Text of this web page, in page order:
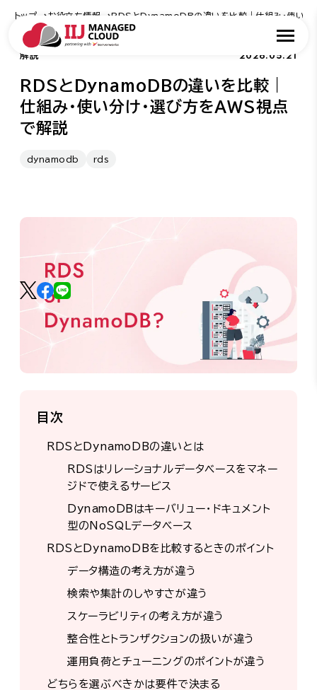
トップ お役立ち情報 RDSとDynamoDBの違いを比較｜仕組み・使い分
解説 2026.05.21
RDSとDynamoDBの違いを比較｜
仕組み・使い分け・選び方をAWS視点
で解説
dynamodb rds
目次
RDSとDynamoDBの違いとは
RDSはリレーショナルデータベースをマネー
ジドで使えるサービス
DynamoDBはキーバリュー・ドキュメント
型のNoSQLデータベース
RDSとDynamoDBを比較するときのポイント
データ構造の考え方が違う
検索や集計のしやすさが違う
スケーラビリティの考え方が違う
整合性とトランザクションの扱いが違う
運用負荷とチューニングのポイントが違う
どちらを選ぶべきかは要件で決まる